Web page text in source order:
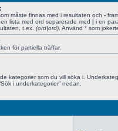
måste finnas med i resultaten och -
lista med ord separerade med | i en
t.ex. (ord|ord) . Använd * som
för partiella träffar.
kategorier som du vill söka i.
i underkategorier” nedan.